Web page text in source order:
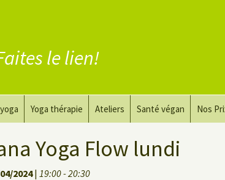
le lien!
Yoga thérapie
Le yoga pour guérir
Ateliers Santé végan Nos
Yoga Flow lundi
2024| 19:00 - 20:30